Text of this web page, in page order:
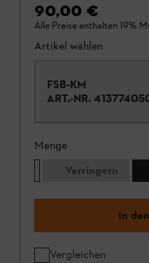
90,00 €
Alle Preise enthalten 19%
Artikel wählen
FSB-KM
ART.-NR.
Menge
Verringern
In
Vergleichen